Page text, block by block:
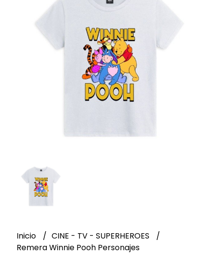
Inicio
CINE - TV - SUPERHEROES
Remera Winnie Pooh Personajes